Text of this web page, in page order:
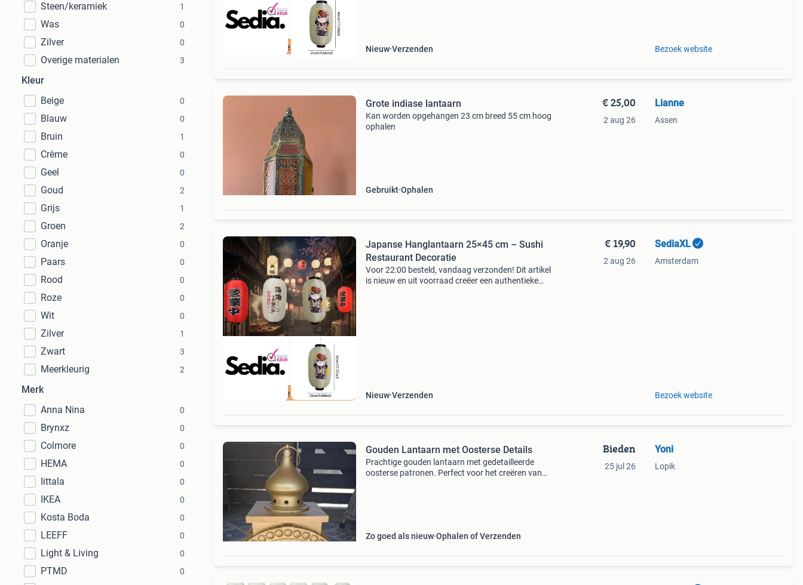
Steen/keramiek 1
Was 0
Zilver 0
Overige materialen 3
Kleur
Beige
0
Blauw 0
Bruin 1
Crème 0
Geel 0
Goud 2
Grijs 1
Groen 2
Oranje 0
Paars 0
Rood 0
Roze 0
Wit 0
Zilver 1
Zwart 3
Meerkleurig 2
Merk
Anna Nina
0
Brynxz 0
Colmore 0
HEMA 0
Iittala 0
IKEA 0
Kosta Boda 0
LEEFF 0
Light & Living 0
PTMD 0
Beoordeeld met 9+ Nieuw Verzenden Bezoek website
Grote indiase lantaarn
Kan worden opgehangen 23 cm breed 55 cm hoog
ophalen
Gebruikt Ophalen
€ 25,00
2 aug 26
Lianne
Assen
Beoordeeld met 9+
Japanse Hanglantaarn 25×45 cm – Sushi
Restaurant Decoratie
Voor 22:00 besteld, vandaag verzonden! Dit artikel
is nieuw en uit voorraad creëer een authentieke
Nieuw Verzenden
€ 19,90
2 aug 26
SediaXL
Amsterdam
Bezoek website
Gouden Lantaarn met Oosterse Details
Prachtige gouden lantaarn met gedetailleerde
oosterse patronen. Perfect voor het creëren van
Zo goed als nieuw Ophalen of Verzenden
Bieden
25 jul 26
Yoni
Lopik